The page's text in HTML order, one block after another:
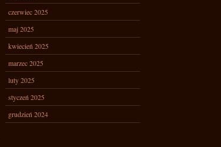
czerwiec 2025
maj 2025
kwiecień 2025
marzec 2025
luty 2025
styczeń 2025
grudzień 2024